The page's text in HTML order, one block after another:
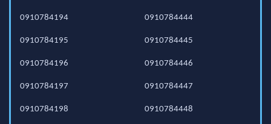
0910784194
0910784195
0910784196
0910784197
0910784198
0910784444
0910784445
0910784446
0910784447
0910784448